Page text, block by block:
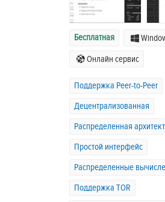
Бесплатная
Онлайн сервис
Поддержка Peer-to-Peer
Децентрализованная
Распределенная
Простой интерфейс
Распределенные
Поддержка TOR